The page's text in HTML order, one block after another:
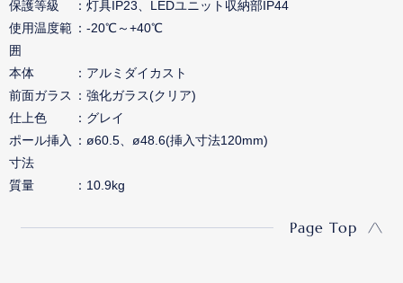
保護等級
灯具IP23、LEDユニット収納部IP44
使用温度範
囲
-20℃～+40℃
本体
アルミダイカスト
前面ガラス
強化ガラス(クリア)
仕上色
グレイ
ポール挿入
寸法
ø60.5、ø48.6(挿入寸法120mm)
質量 10.9kg
Page Top